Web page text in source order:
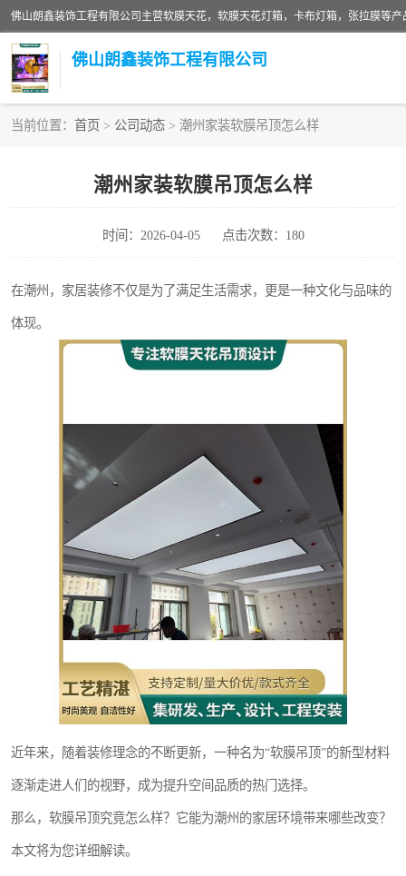
佛山朗鑫装饰工程有限公司
当前位置： 首页 > 公司动态 > 潮州家装软膜吊顶怎么样
潮州家装软膜吊顶怎么样
时间：2026-04-05 点击次数：180
在潮州，家居装修不仅是为了满足生活需求，更是一种文化与品味的
体现。
近年来，随着装修理念的不断更新，一种名为“软膜吊顶”的新型材料
逐渐走进人们的视野，成为提升空间品质的热门选择。
那么，软膜吊顶究竟怎么样？它能为潮州的家居环境带来哪些改变？
本文将为您详细解读。